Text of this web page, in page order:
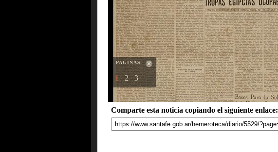
PAGINAS
1 2 3
Comparte esta noticia copiando el siguiente enlace: